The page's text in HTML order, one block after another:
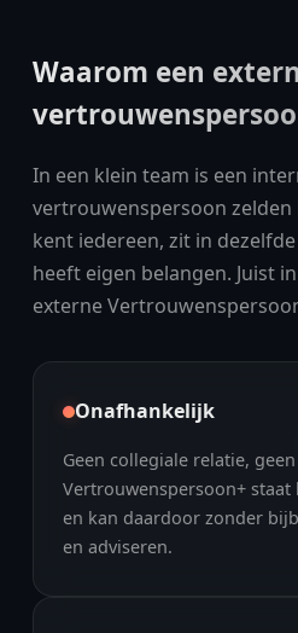
Waarom een
In een klein team is een
vertrouwenspersoon zelden
kent iedereen, zit in
heeft eigen belangen. Juist
externe
Onafhankelijk
Geen collegiale relatie,
Vertrouwenspersoon+
en kan daardoor zonder
en adviseren.